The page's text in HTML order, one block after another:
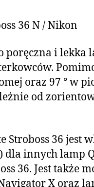
36 N / Nikon
poręczna i
oraz 97 ° w
od
Stroboss 36 jest
dla innych lamp
36. Jest
X oraz